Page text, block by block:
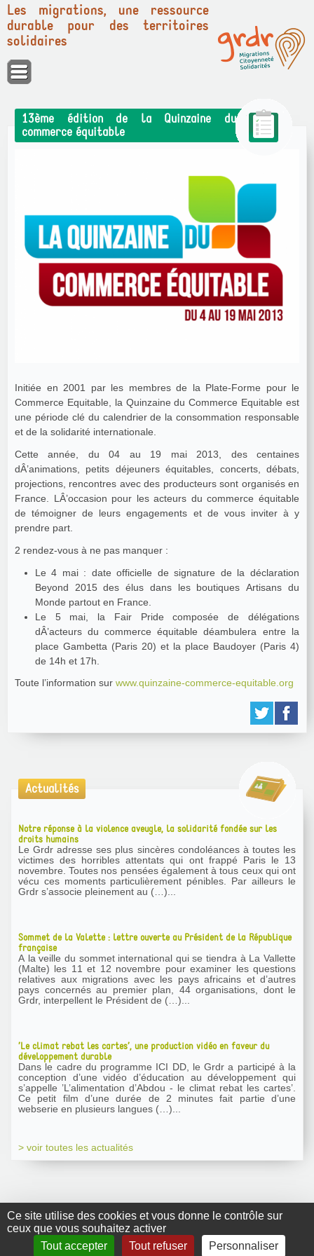
Panneau de gestion des cookies
Ce site utilise des cookies et vous donne le contrôle sur
ceux que vous souhaitez activer
Tout accepter
Tout refuser Personnaliser
Les migrations, une ressource
durable pour des territoires
solidaires
13ème édition de la Quinzaine du
commerce équitable
Initiée en 2001 par les membres de la Plate-Forme pour le
Commerce Equitable, la Quinzaine du Commerce Equitable est
une période clé du calendrier de la consommation responsable
et de la solidarité internationale.
Cette année, du 04 au 19 mai 2013, des centaines
dÂ’animations, petits déjeuners équitables, concerts, débats,
projections, rencontres avec des producteurs sont organisés en
France. LÂ’occasion pour les acteurs du commerce équitable
de témoigner de leurs engagements et de vous inviter à y
prendre part.
2 rendez-vous à ne pas manquer :
Le 4 mai : date officielle de signature de la déclaration
Beyond 2015 des élus dans les boutiques Artisans du
Monde partout en France.
Le 5 mai, la Fair Pride composée de délégations
dÂ’acteurs du commerce équitable déambulera entre la
place Gambetta (Paris 20) et la place Baudoyer (Paris 4)
de 14h et 17h.
Toute l’information sur www.quinzaine-commerce-equitable.org
Actualités
Notre réponse à la violence aveugle, la solidarité fondée sur les
droits humains
Le Grdr adresse ses plus sincères condoléances à toutes les
victimes des horribles attentats qui ont frappé Paris le 13
novembre. Toutes nos pensées également à tous ceux qui ont
vécu ces moments particulièrement pénibles. Par ailleurs le
Grdr s’associe pleinement au (…)...
Sommet de la Valette : lettre ouverte au Président de la République
française
A la veille du sommet international qui se tiendra à La Vallette
(Malte) les 11 et 12 novembre pour examiner les questions
relatives aux migrations avec les pays africains et d’autres
pays concernés au premier plan, 44 organisations, dont le
Grdr, interpellent le Président de (…)...
’Le climat rebat les cartes’, une production vidéo en faveur du
développement durable
Dans le cadre du programme ICI DD, le Grdr a participé à la
conception d’une vidéo d’éducation au développement qui
s’appelle ’L’alimentation d’Abdou - le climat rebat les cartes’.
Ce petit film d’une durée de 2 minutes fait partie d’une
webserie en plusieurs langues (…)...
> voir toutes les actualités
GRDR Copyright